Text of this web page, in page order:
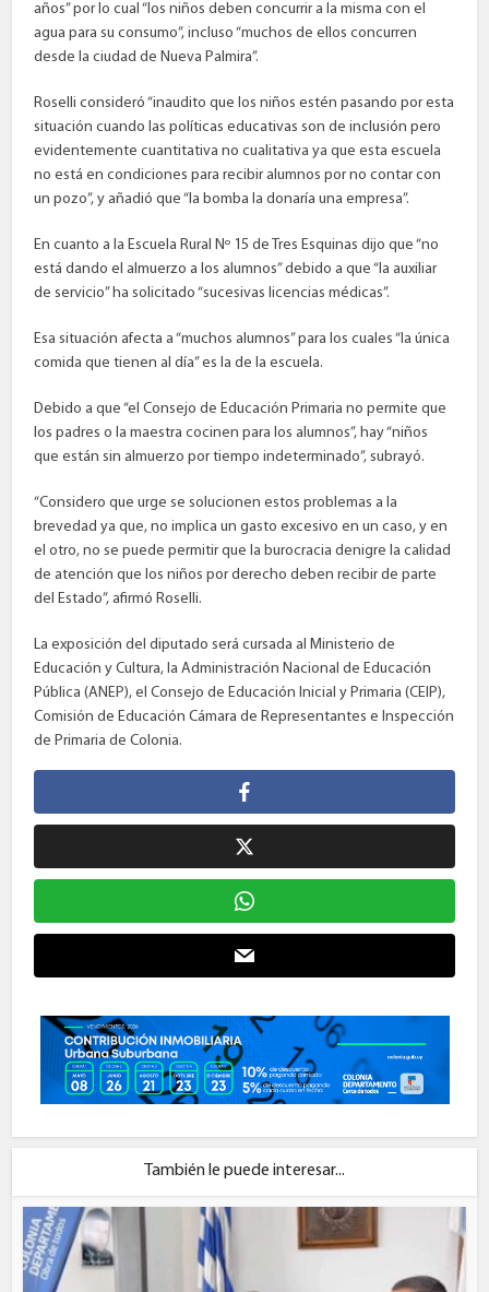
años” por lo cual “los niños deben concurrir a la misma con el
agua para su consumo”, incluso “muchos de ellos concurren
desde la ciudad de Nueva Palmira”.
Roselli consideró “inaudito que los niños estén pasando por esta
situación cuando las políticas educativas son de inclusión pero
evidentemente cuantitativa no cualitativa ya que esta escuela
no está en condiciones para recibir alumnos por no contar con
un pozo”, y añadió que “la bomba la donaría una empresa”.
En cuanto a la Escuela Rural Nº 15 de Tres Esquinas dijo que “no
está dando el almuerzo a los alumnos” debido a que “la auxiliar
de servicio” ha solicitado “sucesivas licencias médicas”.
Esa situación afecta a “muchos alumnos” para los cuales “la única
comida que tienen al día” es la de la escuela.
Debido a que “el Consejo de Educación Primaria no permite que
los padres o la maestra cocinen para los alumnos”, hay “niños
que están sin almuerzo por tiempo indeterminado”, subrayó.
“Considero que urge se solucionen estos problemas a la
brevedad ya que, no implica un gasto excesivo en un caso, y en
el otro, no se puede permitir que la burocracia denigre la calidad
de atención que los niños por derecho deben recibir de parte
del Estado”, afirmó Roselli.
La exposición del diputado será cursada al Ministerio de
Educación y Cultura, la Administración Nacional de Educación
Pública (ANEP), el Consejo de Educación Inicial y Primaria (CEIP),
Comisión de Educación Cámara de Representantes e Inspección
de Primaria de Colonia.
También le puede interesar...